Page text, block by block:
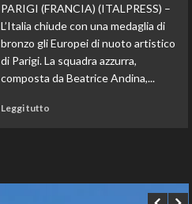
passa
da
governance
e
trasparenza”
PARIGI (FRANCIA) (ITALPRESS) –
L’Italia chiude con una medaglia di
bronzo gli Europei di nuoto artistico
di Parigi. La squadra azzurra,
composta da Beatrice Andina,...
Leggi tutto
artistico,